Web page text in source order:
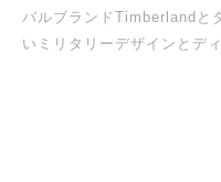
バルブランドTimberlandと
いミリタリーデザインとデ